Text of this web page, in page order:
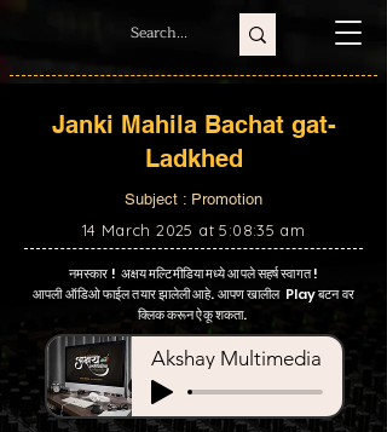
Janki Mahila Bachat gat-
Ladkhed
Subject : Promotion
14 March 2025 at 5:08:35 am
नमस्कार ! अक्षय मल्टिमीडिया मध्ये आपले सहर्ष स्वागत !
आपली ऑडिओ फाईल तयार झालेली आहे. आपण खालील Play बटन वर
क्लिक करून ऐकू शकता.
Akshay Multimedia